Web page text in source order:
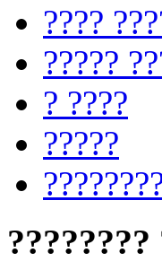
????
?????
? ????
?????
????????